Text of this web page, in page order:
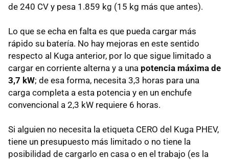
de 240 CV y pesa 1.859 kg (15 kg más que antes).
Lo que se echa en falta es que pueda cargar más
rápido su batería. No hay mejoras en este sentido
respecto al Kuga anterior, por lo que sigue limitado a
cargar en corriente alterna y a una potencia máxima de
3,7 kW; de esa forma, necesita 3,3 horas para una
carga completa a esta potencia y en un enchufe
convencional a 2,3 kW requiere 6 horas.
Si alguien no necesita la etiqueta CERO del Kuga PHEV,
tiene un presupuesto más limitado o no tiene la
posibilidad de cargarlo en casa o en el trabajo (es la